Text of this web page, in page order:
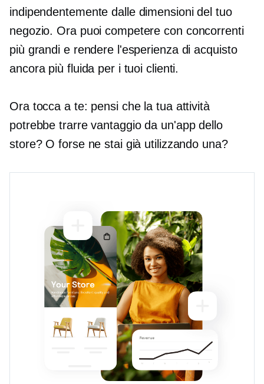
indipendentemente dalle dimensioni del tuo
negozio. Ora puoi competere con concorrenti
più grandi e rendere l'esperienza di acquisto
ancora più fluida per i tuoi clienti.
Ora tocca a te: pensi che la tua attività
potrebbe trarre vantaggio da un'app dello
store? O forse ne stai già utilizzando una?